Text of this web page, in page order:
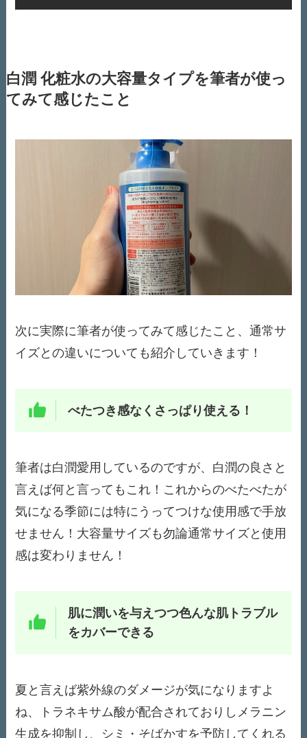
白潤 化粧水の大容量タイプを筆者が使っ
てみて感じたこと
次に実際に筆者が使ってみて感じたこと、通常サ
イズとの違いについても紹介していきます！
べたつき感なくさっぱり使える！
筆者は白潤愛用しているのですが、白潤の良さと
言えば何と言ってもこれ！これからのべたべたが
気になる季節には特にうってつけな使用感で手放
せません！大容量サイズも勿論通常サイズと使用
感は変わりません！
肌に潤いを与えつつ色んな肌トラブル
をカバーできる
夏と言えば紫外線のダメージが気になりますよ
ね、トラネキサム酸が配合されておりしメラニン
生成を抑制し、シミ・そばかすを予防してくれる